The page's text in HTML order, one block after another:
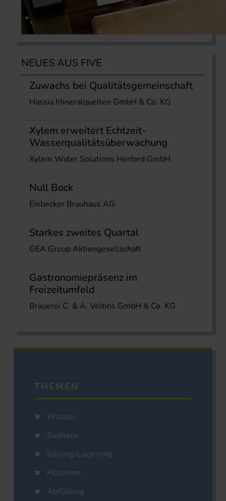
NEUES AUS FIVE
Zuwachs bei Qualitätsgemeinschaft
Hassia Mineralquellen GmbH & Co. KG
Xylem erweitert Echtzeit-
Wasserqualitätsüberwachung
Xylem Water Solutions Herford GmbH
Null Bock
Einbecker Brauhaus AG
Starkes zweites Quartal
GEA Group Aktiengesellschaft
Gastronomiepräsenz im
Freizeitumfeld
Brauerei C. & A. Veltins GmbH & Co. KG
THEMEN
Wasser
Sudhaus
Gärung/Lagerung
Filtration
Abfüllung